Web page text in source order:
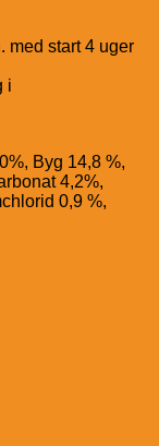
med start 4 uger
i
Byg 14,8 %,
4,2%,
0,9 %,